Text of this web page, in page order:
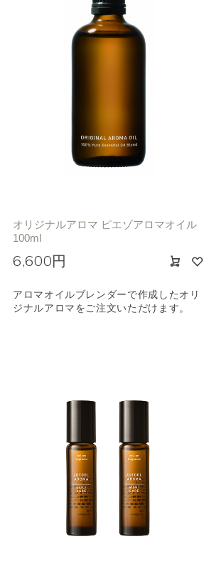
オリジナルアロマ ピエゾアロマオイル
100ml
6,600円
アロマオイルブレンダーで作成したオリ
ジナルアロマをご注文いただけます。